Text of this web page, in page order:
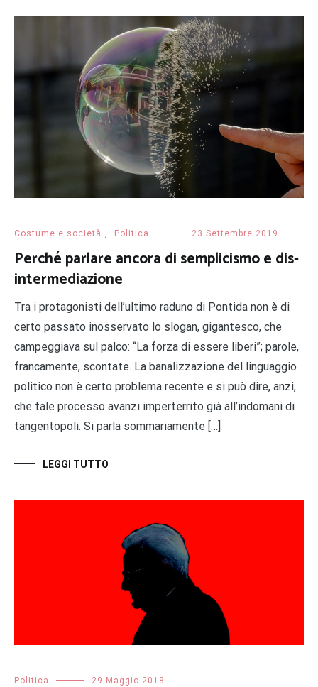
Costume e società , Politica 23 Settembre 2019
Perché parlare ancora di semplicismo e dis-
intermediazione
Tra i protagonisti dell’ultimo raduno di Pontida non è di
certo passato inosservato lo slogan, gigantesco, che
campeggiava sul palco: “La forza di essere liberi”; parole,
francamente, scontate. La banalizzazione del linguaggio
politico non è certo problema recente e si può dire, anzi,
che tale processo avanzi imperterrito già all’indomani di
tangentopoli. Si parla sommariamente […]
LEGGI TUTTO
Politica 29 Maggio 2018